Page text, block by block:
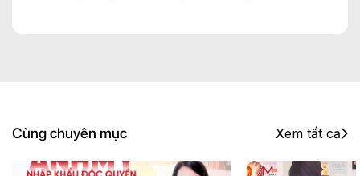
Cùng chuyên mục Xem tất cả